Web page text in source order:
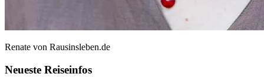
Renate von Rausinsleben.de
Neueste Reiseinfos